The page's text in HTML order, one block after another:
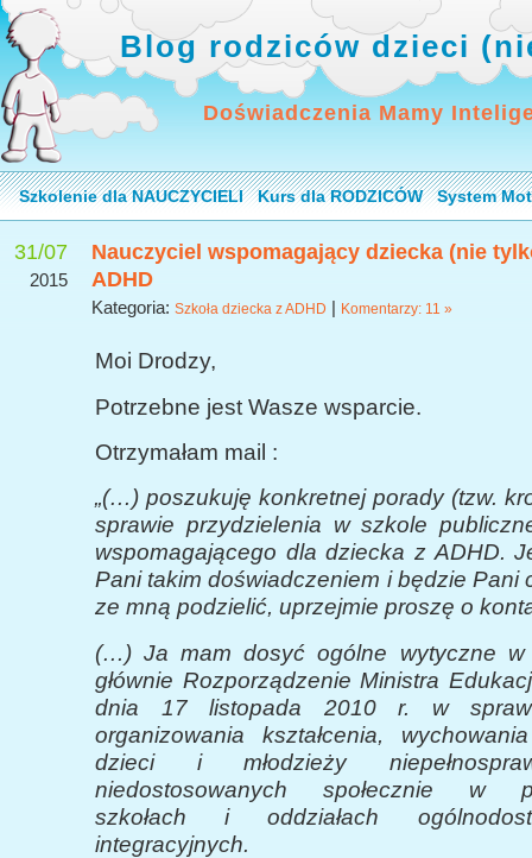
Blog rodziców dzieci
Doświadczenia Mamy
Szkolenie dla NAUCZYCIELI Kurs dla RODZICÓW System
31/07
2015
Nauczyciel wspomagający dziecka (nie
ADHD
Kategoria: Szkoła dziecka z ADHD | Komentarzy: 11 »
Moi Drodzy,
Potrzebne jest Wasze wsparcie.
Otrzymałam mail :
„(…) poszukuję konkretnej porady (tzw.
sprawie przydzielenia w szkole
wspomagającego dla dziecka z ADHD.
Pani takim doświadczeniem i będzie Pani
ze mną podzielić, uprzejmie proszę o
(…) Ja mam dosyć ogólne wytyczne
głównie Rozporządzenie Ministra
dnia 17 listopada 2010 r. w
organizowania kształcenia,
dzieci i młodzieży
niedostosowanych społecznie w
szkołach i oddziałach
integracyjnych.